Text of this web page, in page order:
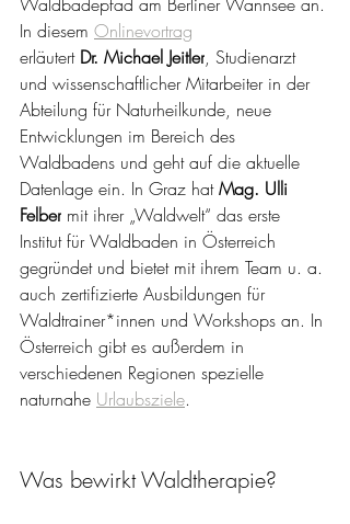
In diesem Onlinevortrag
erläutert Dr. Michael Jeitler, Studienarzt
und wissenschaftlicher Mitarbeiter in der
Abteilung für Naturheilkunde, neue
Entwicklungen im Bereich des
Waldbadens und geht auf die aktuelle
Datenlage ein. In Graz hat Mag. Ulli
Felber mit ihrer „Waldwelt“ das erste
Institut für Waldbaden in Österreich
gegründet und bietet mit ihrem Team u. a.
auch zertifizierte Ausbildungen für
Waldtrainer*innen und Workshops an. In
Österreich gibt es außerdem in
verschiedenen Regionen spezielle
naturnahe Urlaubsziele.
Was bewirkt Waldtherapie?